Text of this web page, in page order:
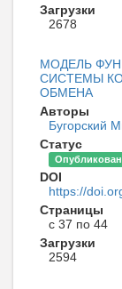
Загрузки
2678
МОДЕЛЬ
СИСТЕМЫ
ОБМЕНА
Авторы
Бугорский
Статус
Опубликован
DOI
https://
Страницы
с 37 по 44
Загрузки
2594